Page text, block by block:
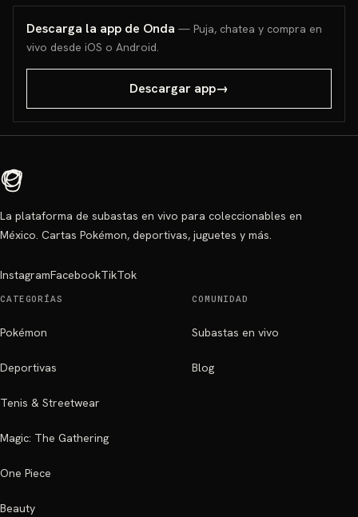
Descarga la app de Onda — Puja, chatea y compra en
vivo desde iOS o Android.
Descargar app→
La plataforma de subastas en vivo para coleccionables en
México. Cartas Pokémon, deportivas, juguetes y más.
InstagramFacebookTikTok
CATEGORÍAS
Pokémon
Deportivas
Tenis & Streetwear
Magic: The Gathering
One Piece
Beauty
COMUNIDAD
Subastas en vivo
Blog